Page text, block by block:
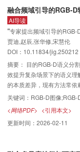
设计。
对源图像特征结构的有效
分支扩散的反向去噪过程设
module， WSM），形成交
分离效果。结果在含雨/雪
果表明：1）DCDSM在去
值为35.002 3 dB/0.954 9
分别提升1.257 0 dB/0.927
针对复杂混合图像的双盲
整性上均显著优于其他方
达到25.004 9 dB和0.799 7
模型在主观视觉和客观指
融合频域引导的RGB-
AI导读
“专家提出频域引导的
构，通过频域引导机制提升
语义分割任务中显著提高语
网络设计提供新思路。”
贾迪,赵辰,张华修,宋慧伦
DOI：10.11834/jig.250212
摘要： 目的RGB-D语义分
效提升复杂场景下的语义
的本质差异，现有方法常
大，难以在模型性能与轻
导的RGB-D轻量级语义分
杂度。方法构建融合
network，CNN）结构的
行设计，兼顾长距离依赖
关键词： RGB-D图像
<网络PDF> <引用本文>
更新时间： 2026-02-11